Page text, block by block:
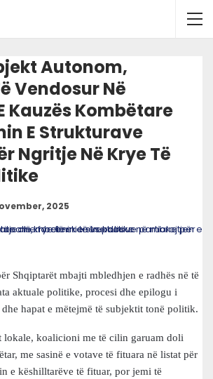
Autonom,
Vendosur Në
Kauzës Kombëtare
E Strukturave
Ngritje Në Krye Të
2025
Shqiptarët mbajti mbledhjen e radhës në të
aktuale politike, procesi dhe epilogu i
hapat e mëtejmë të subjektit tonë politik.
lokale, koalicioni me të cilin garuam doli
me sasinë e votave të fituara në listat për
e këshilltarëve të fituar, por jemi të